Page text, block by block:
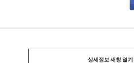
상세정보 새창 열기